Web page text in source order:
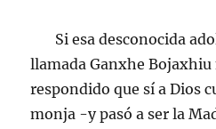
Si esa desconocida
llamada Ganxhe
respondido que sí a Dios
monja -y pasó a ser la